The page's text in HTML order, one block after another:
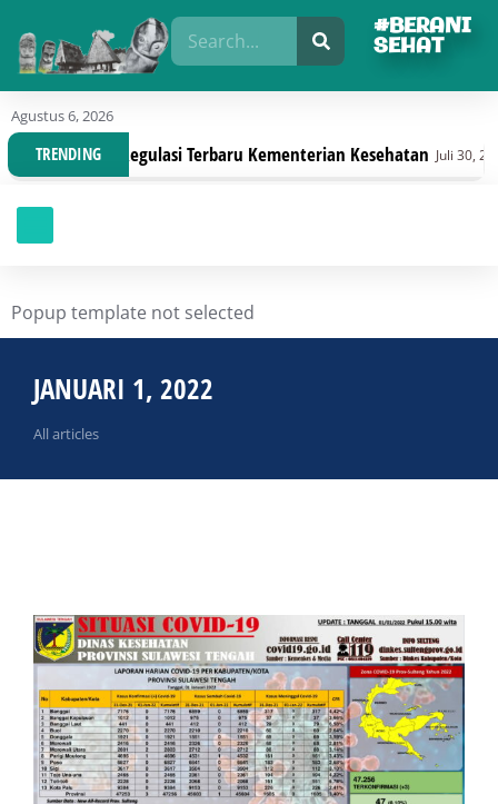
#BERANI
SEHAT
Agustus 6, 2026
TRENDING
Dengan Regulasi Terbaru Kementerian Kesehatan Juli 30, 2026
Popup template not selected
JANUARI 1, 2022
All articles